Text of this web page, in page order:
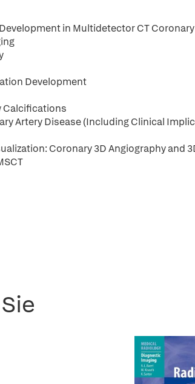
in Multidetector CT
Development
Calcifications
Artery Disease (Including Clinical
Coronary 3D Angiography and